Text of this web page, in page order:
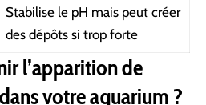
Stabilise le pH mais peut créer
des dépôts si trop forte
l’apparition de
votre aquarium ?